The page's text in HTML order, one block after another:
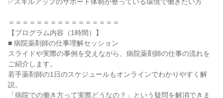
＝＝＝＝＝＝＝＝＝＝＝＝＝＝＝＝
【プログラム内容（1時間）】
■ 病院薬剤師の仕事理解セッション
スライドや実際の事例を交えながら、病院薬剤師の仕事の流れを
ご紹介します。
若手薬剤師の1日のスケジュールもオンラインでわかりやすく解
説。
「病院での働き方って実際どうなの？」という疑問を解消できま